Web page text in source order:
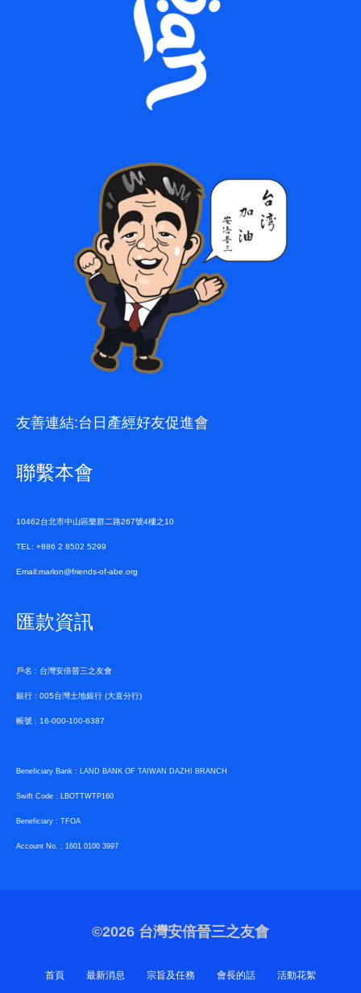
友善連結:台日產經好友促進會
聯繫本會
10462台北市中山區樂群二路267號4樓之10
TEL: +886 2 8502 5299
Email:marlon@friends-of-abe.org
匯款資訊
戶名 : 台灣安倍晉三之友會
銀行 : 005台灣土地銀行 (大直分行)
帳號 : 16-000-100-6387
Beneficiary Bank : LAND BANK OF TAIWAN DAZHI BRANCH
Swift Code : LBOTTWTP160
Beneficiary : TFOA
Account No. : 1601 0100 3997
©2026 台灣安倍晉三之友會
首頁 最新消息 宗旨及任務 會長的話 活動花絮